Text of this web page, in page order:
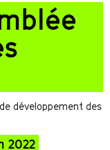
développement des
2022